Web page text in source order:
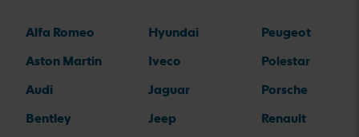
Alfa Romeo
Aston Martin
Audi
Bentley
Hyundai
Iveco
Jaguar
Jeep
Peugeot
Polestar
Porsche
Renault